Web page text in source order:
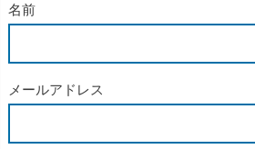
名前
メールアドレス